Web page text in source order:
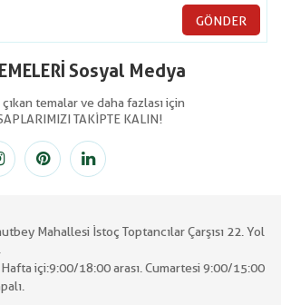
GÖNDER
Sosyal Medya
temalar ve daha fazlası için
TAKİPTE KALIN!
Mahallesi İstoç Toptancılar Çarşısı 22. Yol
Hafta içi:9:00/18:00 arası. Cumartesi 9:00/15:00